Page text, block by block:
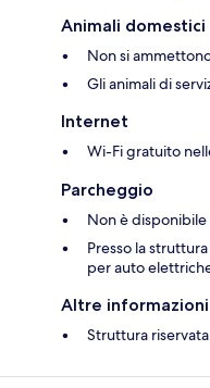
Animali domestici
Non si
Gli animali di
Internet
Wi-Fi gratuito
Parcheggio
Non è
Presso la
per auto
Altre informazioni
Struttura